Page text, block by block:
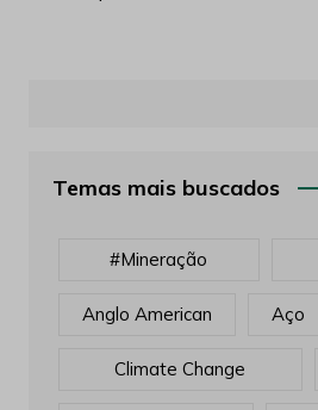
Temas mais buscados
#mineração
Anglo American Aço
Climate Change